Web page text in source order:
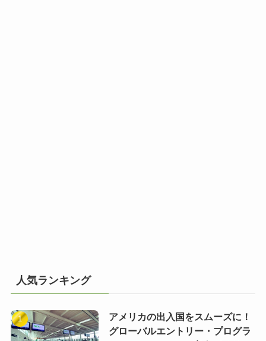
人気ランキング
アメリカの出入国をスムーズに！
グローバルエントリー・プログラ